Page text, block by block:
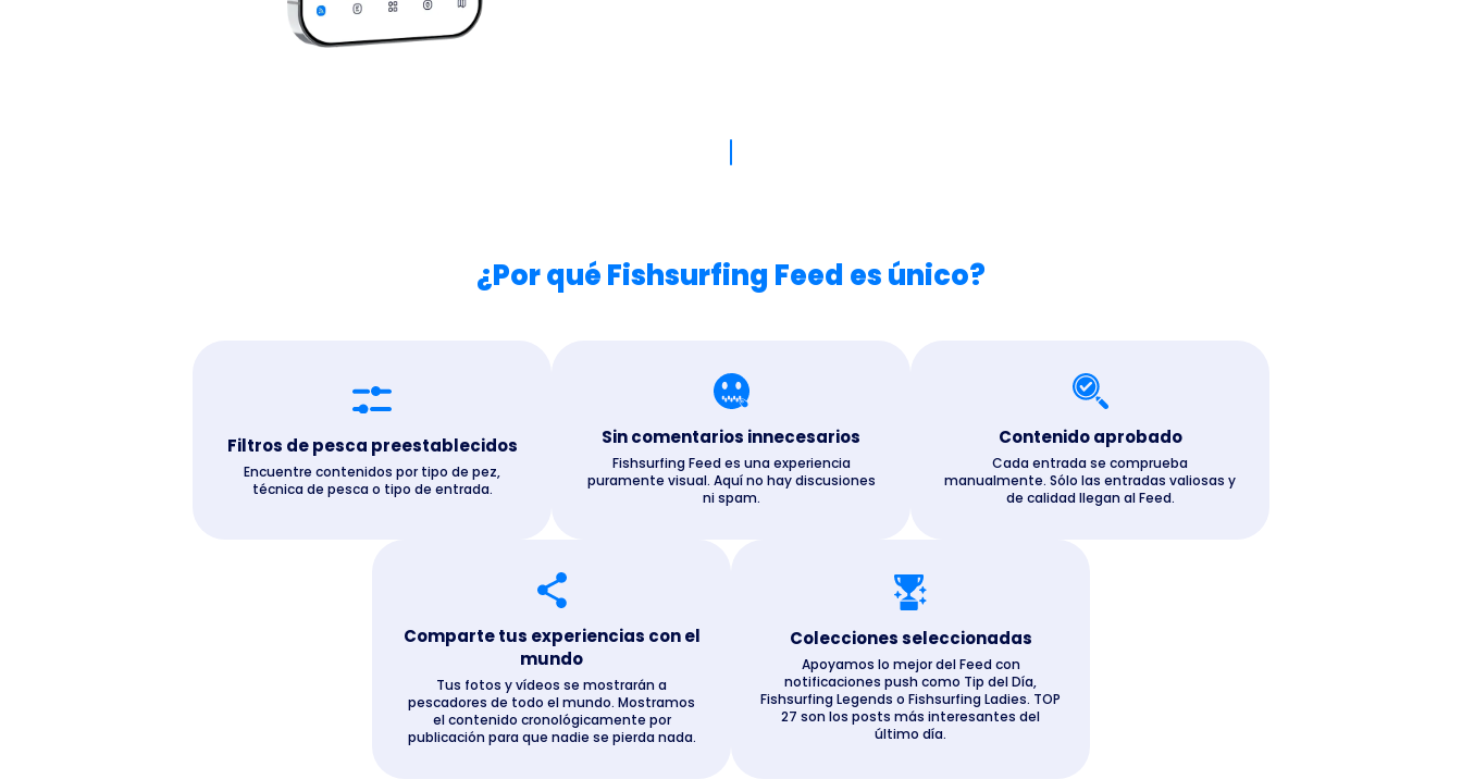
¿Por qué Fishsurfing Feed es único?
Filtros de pesca preestablecidos
Encuentre contenidos por tipo de pez,
técnica de pesca o tipo de entrada.
Sin comentarios innecesarios
Fishsurfing Feed es una experiencia
puramente visual. Aquí no hay discusiones
ni spam.
Contenido aprobado
Cada entrada se comprueba
manualmente. Sólo las entradas valiosas y
de calidad llegan al Feed.
Comparte tus experiencias con el
mundo
Tus fotos y vídeos se mostrarán a
pescadores de todo el mundo. Mostramos
el contenido cronológicamente por
publicación para que nadie se pierda nada.
Colecciones seleccionadas
Apoyamos lo mejor del Feed con
notificaciones push como Tip del Día,
Fishsurfing Legends o Fishsurfing Ladies. TOP
27 son los posts más interesantes del
último día.